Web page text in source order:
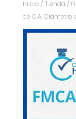
Inicio / Tienda /
de C.A, Diámetro